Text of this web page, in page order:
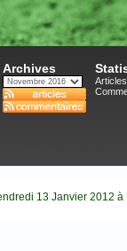
Archives
13 Janvier 2012 à